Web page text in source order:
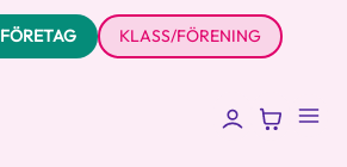
FÖRETAG KLASS/FÖRENING